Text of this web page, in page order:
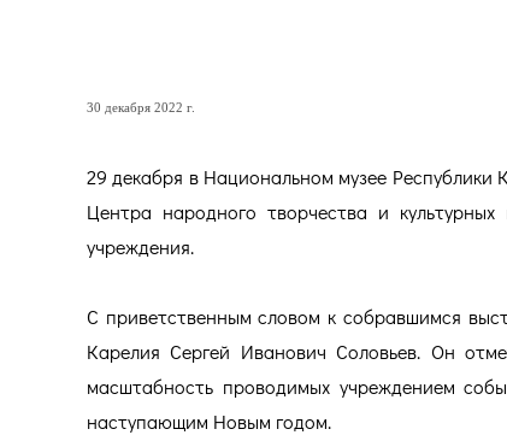
30 декабря 2022 г.
29 декабря в Национальном музее
Центра народного творчества и
учреждения.
С приветственным словом к собравшимся
Карелия Сергей Иванович Соловьев. Он
масштабность проводимых учреждением
наступающим Новым годом.